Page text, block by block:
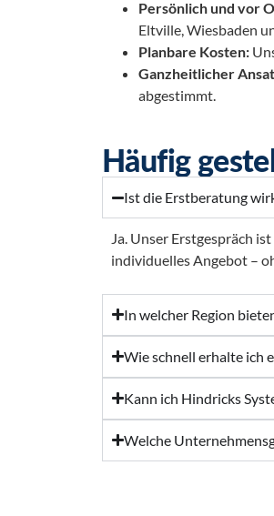
Persönlich und vor
Eltville, Wiesbaden
Planbare Kosten:
Ganzheitlicher
abgestimmt.
Häufig
Ist die Erstberatung
Ja. Unser Erstgespräch
individuelles Angebot –
In welcher Region
Wie schnell erhalte ich
Kann ich Hindricks
Welche